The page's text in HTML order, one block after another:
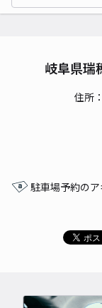
岐阜県瑞
住所
駐車場予約の